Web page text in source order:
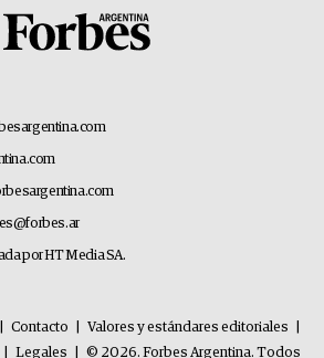
por HT Media SA.
Contacto Valores y estándares editoriales
Legales © 2026. Forbes Argentina. Todos